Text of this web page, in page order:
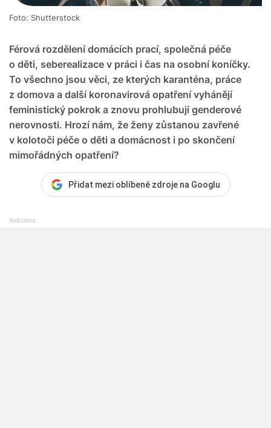
Férová rozdělení domácích prací, společná péče
o děti, seberealizace v práci i čas na osobní koníčky.
To všechno jsou věci, ze kterých karanténa, práce
z domova a další koronavirová opatření vyhánějí
feministický pokrok a znovu prohlubují genderové
nerovnosti. Hrozí nám, že ženy zůstanou zavřené
v kolotoči péče o děti a domácnost i po skončení
mimořádných opatření?
Foto: Shutterstock
Přidat mezi oblíbené zdroje na Googlu